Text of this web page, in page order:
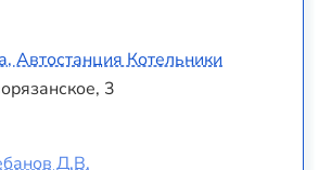
Автостанция Котельники
3
Д.В.